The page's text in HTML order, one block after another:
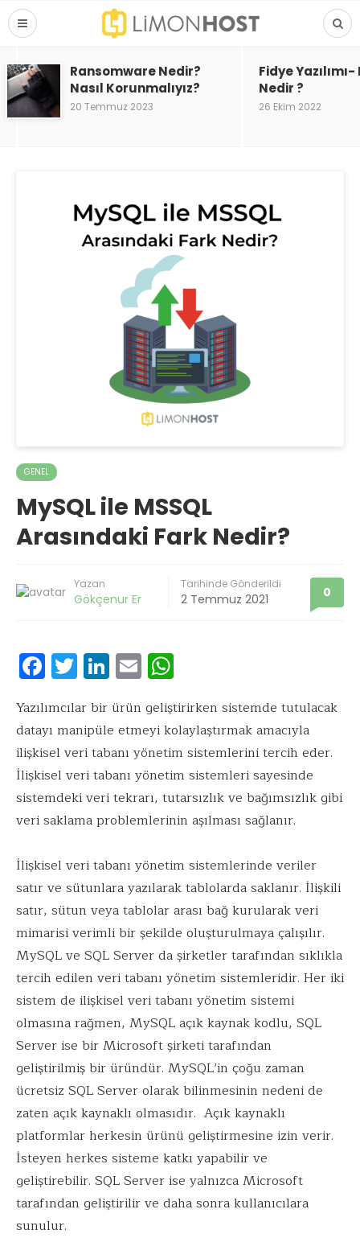
Ransomware Nedir?
Nasıl Korunmalıyız?
20 Temmuz 2023
Fidye
Nedir ?
26 Ekim 2022
GENEL
MySQL ile MSSQL
Arasındaki Fark Nedir?
Yazan
Gökçenur Er
Tarihinde Gönderildi
2 Temmuz 2021 0
F
ac
e
b
o
o
k
T
w
it
te
r
Li
n
k
e
dI
n
E
m
ai
l
h
at
s
A
p
p
Yazılımcılar bir ürün geliştirirken sistemde tutulacak
datayı manipüle etmeyi kolaylaştırmak amacıyla
ilişkisel veri tabanı yönetim sistemlerini tercih eder.
İlişkisel veri tabanı yönetim sistemleri sayesinde
sistemdeki veri tekrarı, tutarsızlık ve bağımsızlık gibi
veri saklama problemlerinin aşılması sağlanır.
İlişkisel veri tabanı yönetim sistemlerinde veriler
satır ve sütunlara yazılarak tablolarda saklanır. İlişkili
satır, sütun veya tablolar arası bağ kurularak veri
mimarisi verimli bir şekilde oluşturulmaya çalışılır.
MySQL ve SQL Server da şirketler tarafından sıklıkla
tercih edilen veri tabanı yönetim sistemleridir. Her iki
sistem de ilişkisel veri tabanı yönetim sistemi
olmasına rağmen, MySQL açık kaynak kodlu, SQL
Server ise bir Microsoft şirketi tarafından
geliştirilmiş bir üründür. MySQL’in çoğu zaman
ücretsiz SQL Server olarak bilinmesinin nedeni de
zaten açık kaynaklı olmasıdır. Açık kaynaklı
platformlar herkesin ürünü geliştirmesine izin verir.
İsteyen herkes sisteme katkı yapabilir ve
geliştirebilir. SQL Server ise yalnızca Microsoft
tarafından geliştirilir ve daha sonra kullanıcılara
sunulur.